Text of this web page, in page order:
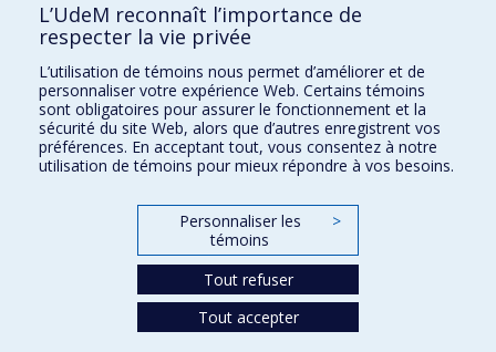
Kinésiologie et des sciences de l’activité physique
Orthophonie et audiologie
Réadaptation
Directions
DPC
CPASS
L’UdeM reconnaît l’importance de
respecter la vie privée
L’utilisation de témoins nous permet d’améliorer et de
personnaliser votre expérience Web. Certains témoins
sont obligatoires pour assurer le fonctionnement et la
sécurité du site Web, alors que d’autres enregistrent vos
préférences. En acceptant tout, vous consentez à notre
utilisation de témoins pour mieux répondre à vos besoins.
Personnaliser les
témoins
>
Tout refuser
Tout accepter